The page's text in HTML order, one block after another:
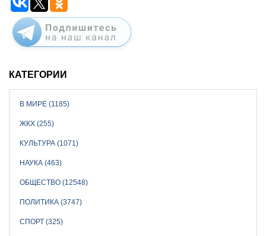
КАТЕГОРИИ
В МИРЕ (1185)
ЖКХ (255)
КУЛЬТУРА (1071)
НАУКА (463)
ОБЩЕСТВО (12548)
ПОЛИТИКА (3747)
СПОРТ (325)